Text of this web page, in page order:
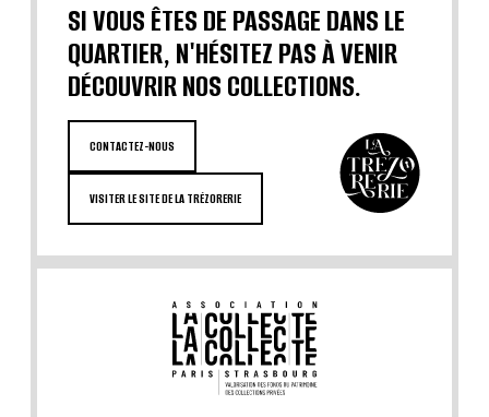
SI VOUS ÊTES DE PASSAGE DANS LE
QUARTIER, N'HÉSITEZ PAS À VENIR
DÉCOUVRIR NOS COLLECTIONS.
CONTACTEZ-NOUS
VISITER LE SITE DE LA TRÉZORERIE